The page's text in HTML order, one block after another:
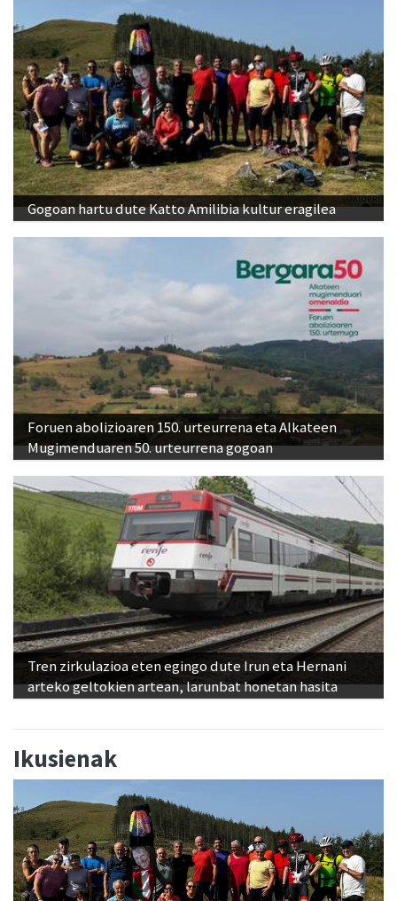
Gogoan hartu dute Katto Amilibia kultur eragilea
Foruen abolizioaren 150. urteurrena eta Alkateen
Mugimenduaren 50. urteurrena gogoan
Tren zirkulazioa eten egingo dute Irun eta Hernani
arteko geltokien artean, larunbat honetan hasita
Ikusienak